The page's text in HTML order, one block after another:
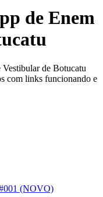
de Enem
Vestibular de Botucatu
com links funcionando e
(NOVO)